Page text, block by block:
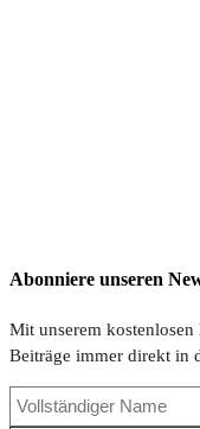
Abonniere unseren
Mit unserem kostenlosen
Beiträge immer direkt in